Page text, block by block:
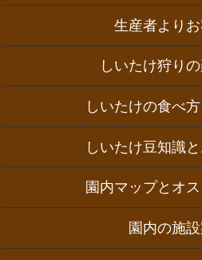
生産者より
しいたけ狩り
しいたけの食べ
しいたけ豆知識
園内マップとオ
園内の施